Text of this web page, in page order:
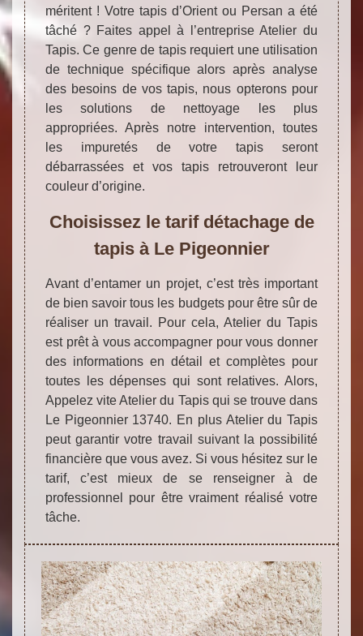
méritent ! Votre tapis d’Orient ou Persan a été
tâché ? Faites appel à l’entreprise Atelier du
Tapis. Ce genre de tapis requiert une utilisation
de technique spécifique alors après analyse
des besoins de vos tapis, nous opterons pour
les solutions de nettoyage les plus
appropriées. Après notre intervention, toutes
les impuretés de votre tapis seront
débarrassées et vos tapis retrouveront leur
couleur d’origine.
Choisissez le tarif détachage de
tapis à Le Pigeonnier
Avant d’entamer un projet, c’est très important
de bien savoir tous les budgets pour être sûr de
réaliser un travail. Pour cela, Atelier du Tapis
est prêt à vous accompagner pour vous donner
des informations en détail et complètes pour
toutes les dépenses qui sont relatives. Alors,
Appelez vite Atelier du Tapis qui se trouve dans
Le Pigeonnier 13740. En plus Atelier du Tapis
peut garantir votre travail suivant la possibilité
financière que vous avez. Si vous hésitez sur le
tarif, c’est mieux de se renseigner à de
professionnel pour être vraiment réalisé votre
tâche.